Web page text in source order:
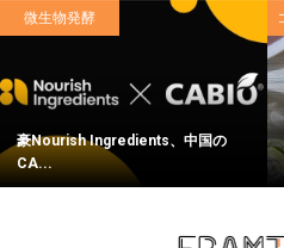
微生物発酵
豪Nourish Ingredients、中国の
CA...